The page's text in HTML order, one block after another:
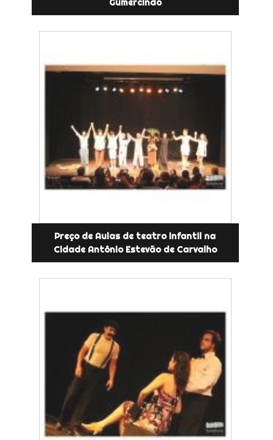
Gumercindo
Preço de Aulas de teatro infantil na
Cidade Antônio Estevão de Carvalho